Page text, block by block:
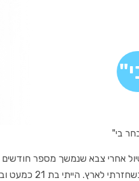
בי"
בשנת 1994 לאחר שחזרתי מטיול אחרי צבא שנמשך מספר
למרות שנמשכתי לתורות המזרח לא נחשפתי אליהן בטיול